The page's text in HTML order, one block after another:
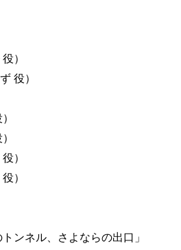
役）
役）
）
）
ンネル、さよならの出口」